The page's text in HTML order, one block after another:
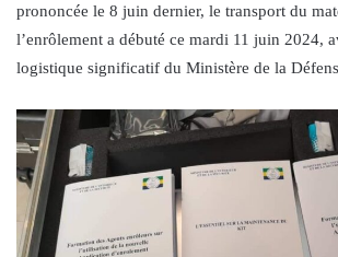
prononcée le 8 juin dernier, le transport du
l’enrôlement a débuté ce mardi 11 juin 2024,
logistique significatif du Ministère de la